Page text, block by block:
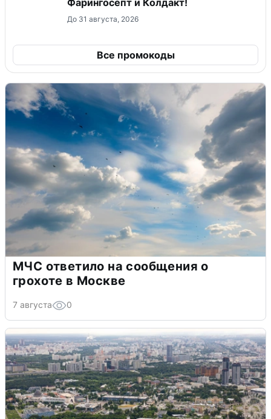
До 31 августа, 2026
Все промокоды
МЧС ответило на сообщения о
грохоте в Москве
7 августа 0